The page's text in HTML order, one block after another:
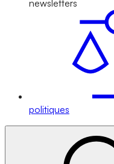
newsletters
politiques